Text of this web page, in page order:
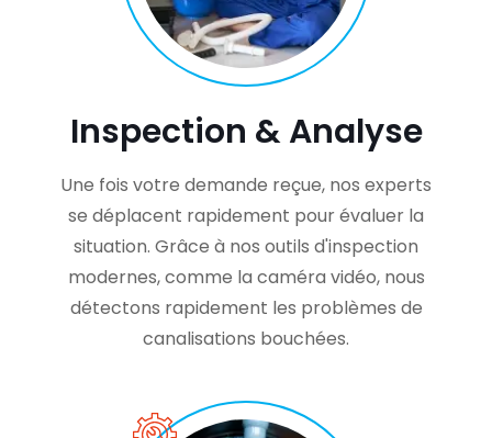
Inspection & Analyse
Une fois votre demande reçue, nos experts
se déplacent rapidement pour évaluer la
situation. Grâce à nos outils d'inspection
modernes, comme la caméra vidéo, nous
détectons rapidement les problèmes de
canalisations bouchées.